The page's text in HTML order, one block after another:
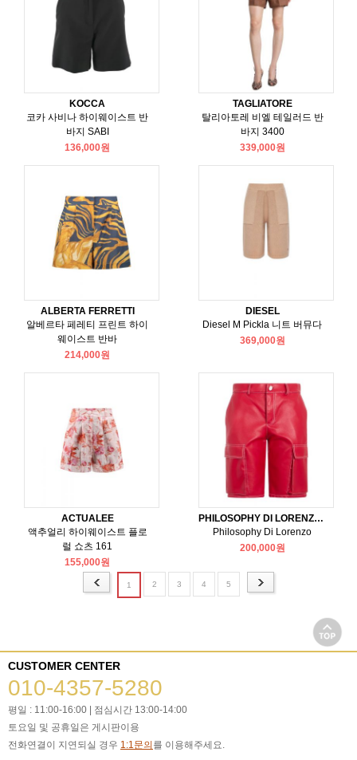
KOCCA
코카 사비나 하이웨이스트 반
바지 SABI
136,000원
TAGLIATORE
탈리아토레 비엘 테일러드 반
바지 3400
339,000원
ALBERTA FERRETTI
알베르타 페레티 프린트 하이
웨이스트 반바
214,000원
DIESEL
Diesel M Pickla 니트 버뮤다
369,000원
ACTUALEE
액추얼리 하이웨이스트 플로
럴 쇼츠 161
155,000원
PHILOSOPHY DI LORENZO SERAFINI
Philosophy Di Lorenzo
200,000원
1 2 3 4 5
CUSTOMER CENTER
010-4357-5280
평일 : 11:00-16:00 | 점심시간 13:00-14:00
토요일 및 공휴일은 게시판이용
전화연결이 지연되실 경우 1:1문의 를 이용해주세요.